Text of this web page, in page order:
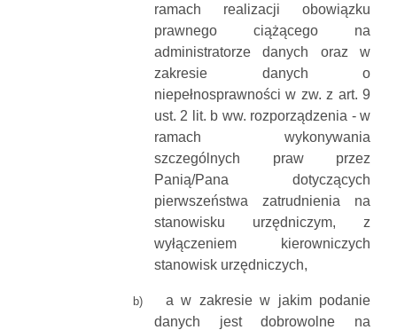
ramach realizacji obowiązku
prawnego ciążącego na
administratorze danych oraz w
zakresie danych o
niepełnosprawności w zw. z art. 9
ust. 2 lit. b ww. rozporządzenia - w
ramach wykonywania
szczególnych praw przez
Panią/Pana dotyczących
pierwszeństwa zatrudnienia na
stanowisku urzędniczym, z
wyłączeniem kierowniczych
stanowisk urzędniczych,
b)
a w zakresie w jakim podanie
danych jest dobrowolne na